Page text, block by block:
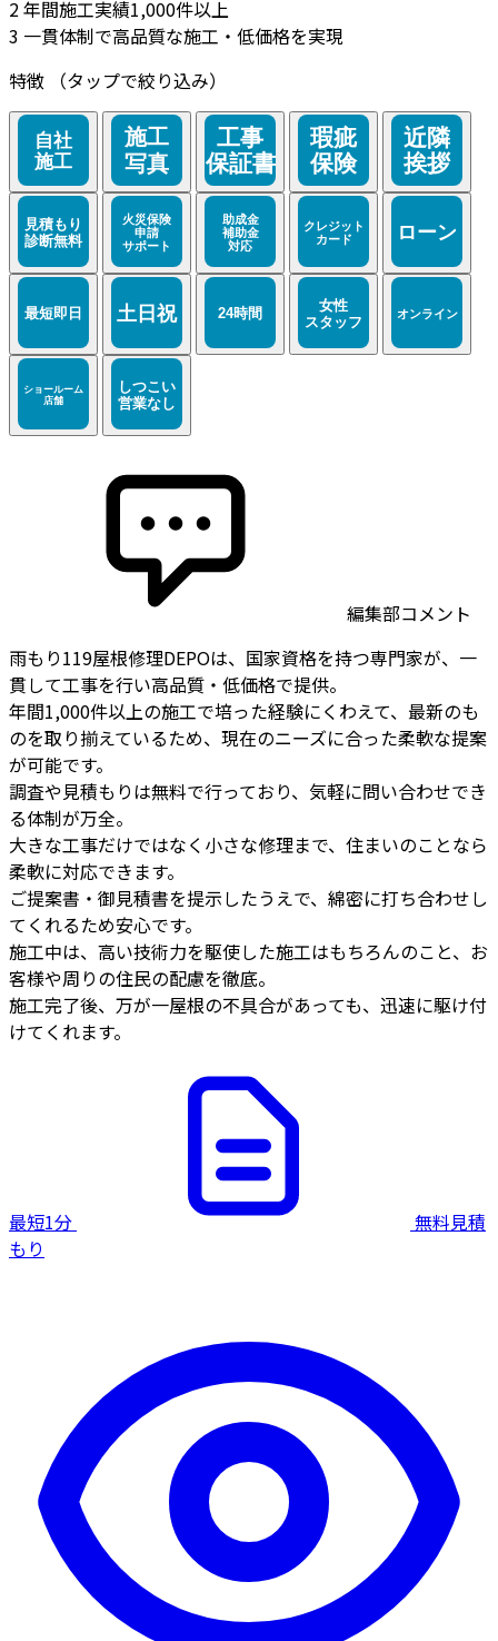
2年間施工実績1,000件以上
3 一貫体制で高品質な施工・低価格を実現
特徴
（タップで絞り込み）
編集部コメント
雨もり119屋根修理DEPOは、国家資格を持つ専門家が、一
貫して工事を行い高品質・低価格で提供。
年間1,000件以上の施工で培った経験にくわえて、最新のも
のを取り揃えているため、現在のニーズに合った柔軟な提案
が可能です。
調査や見積もりは無料で行っており、気軽に問い合わせでき
る体制が万全。
大きな工事だけではなく小さな修理まで、住まいのことなら
柔軟に対応できます。
ご提案書・御見積書を提示したうえで、綿密に打ち合わせし
てくれるため安心です。
施工中は、高い技術力を駆使した施工はもちろんのこと、お
客様や周りの住民の配慮を徹底。
施工完了後、万が一屋根の不具合があっても、迅速に駆け付
けてくれます。
最短1分
無料見積
もり